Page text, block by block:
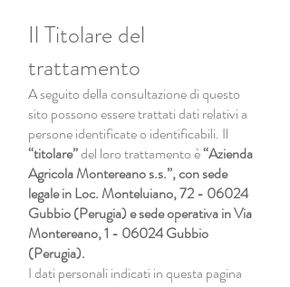
Il Titolare del
trattamento
A seguito della consultazione di questo
sito possono essere trattati dati relativi a
persone identificate o identificabili. Il
“titolare”del loro trattamento è“Azienda
Agricola Montereano s.s.”, con sede
legale in Loc. Monteluiano,72 - 06024
Gubbio (Perugia) e sede operativa in Via
Montereano, 1 - 06024 Gubbio
(Perugia).
I dati personali indicati in questa pagina